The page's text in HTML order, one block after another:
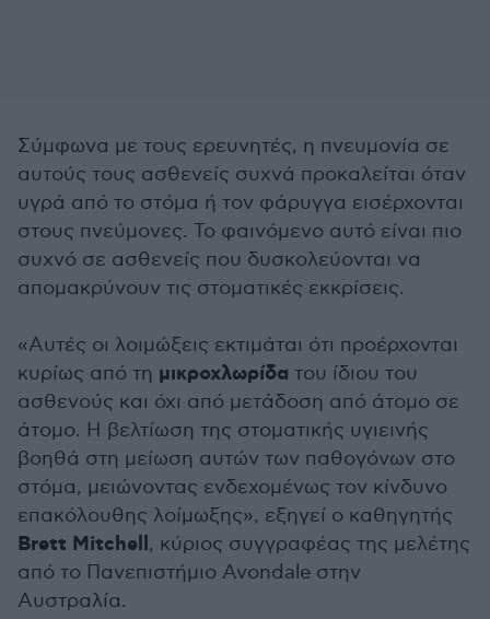
Σύμφωνα με τους ερευνητές, η πνευμονία σε
αυτούς τους ασθενείς συχνά προκαλείται όταν
υγρά από το στόμα ή τον φάρυγγα εισέρχονται
στους πνεύμονες. Το φαινόμενο αυτό είναι πιο
συχνό σε ασθενείς που δυσκολεύονται να
απομακρύνουν τις στοματικές εκκρίσεις.
«Αυτές οι λοιμώξεις εκτιμάται ότι προέρχονται
κυρίως από τη μικροχλωρίδα του ίδιου του
ασθενούς και όχι από μετάδοση από άτομο σε
άτομο. Η βελτίωση της στοματικής υγιεινής
βοηθά στη μείωση αυτών των παθογόνων στο
στόμα, μειώνοντας ενδεχομένως τον κίνδυνο
επακόλουθης λοίμωξης», εξηγεί ο καθηγητής
Brett Mitchell, κύριος συγγραφέας της μελέτης
από το Πανεπιστήμιο Avondale στην
Αυστραλία.